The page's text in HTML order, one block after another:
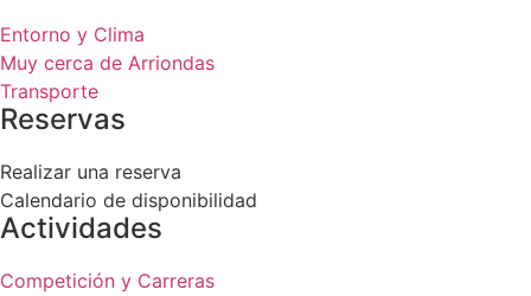
Entorno y Clima
Muy cerca de Arriondas
Transporte
Reservas
Realizar una reserva
Calendario de disponibilidad
Actividades
Competición y Carreras